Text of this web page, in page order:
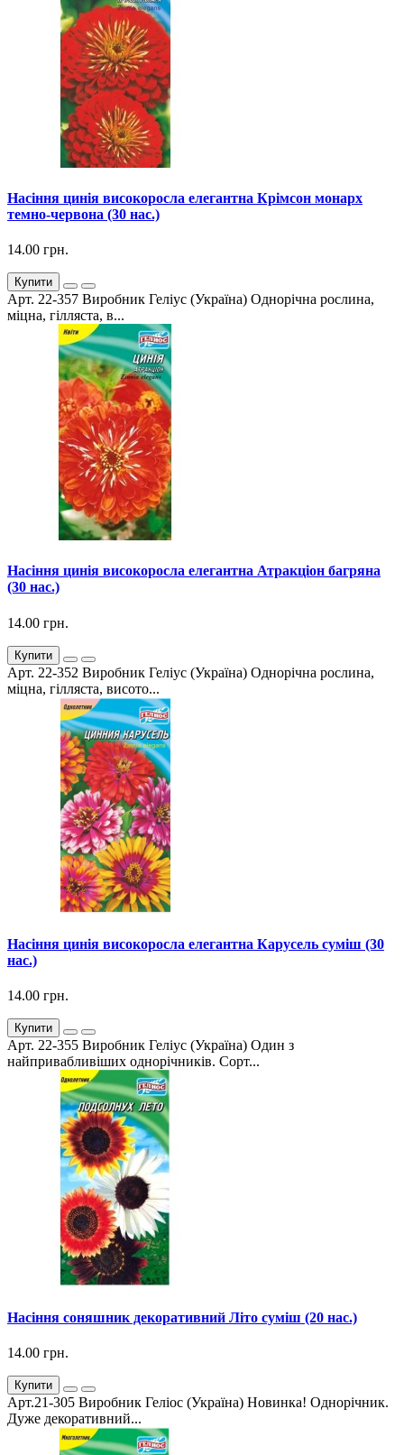
Насіння цинія високоросла елегантна Крімсон монарх
темно-червона (30 нас.)
14.00 грн.
Купити
Арт. 22-357 Виробник Геліус (Україна) Однорічна рослина,
міцна, гілляста, в...
Насіння цинія високоросла елегантна Атракціон багряна
(30 нас.)
14.00 грн.
Купити
Арт. 22-352 Виробник Геліус (Україна) Однорічна рослина,
міцна, гілляста, висото...
Насіння цинія високоросла елегантна Карусель суміш (30
нас.)
14.00 грн.
Купити
Арт. 22-355 Виробник Геліус (Україна) Один з
найпривабливіших однорічників. Сорт...
Насіння соняшник декоративний Літо суміш (20 нас.)
14.00 грн.
Купити
Арт.21-305 Виробник Геліос (Україна) Новинка! Однорічник.
Дуже декоративний...